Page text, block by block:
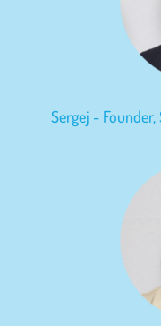
Sergej -